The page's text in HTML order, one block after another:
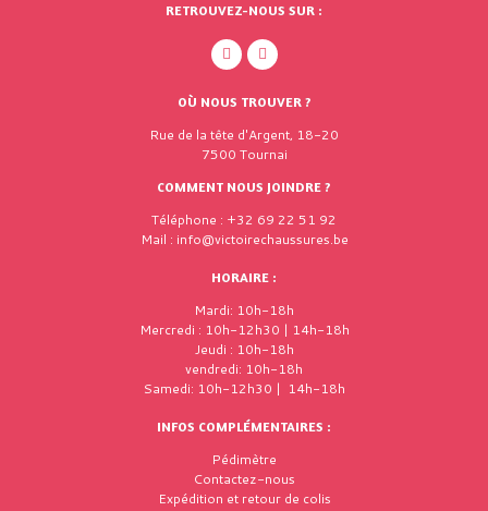
RETROUVEZ-NOUS SUR :
OÙ NOUS TROUVER ?
Rue de la tête d'Argent, 18-20
7500 Tournai
COMMENT NOUS JOINDRE ?
Téléphone : +32 69 22 51 92
Mail : info@victoirechaussures.be
HORAIRE :
Mardi: 10h-18h
Mercredi : 10h-12h30 | 14h-18h
Jeudi : 10h-18h
vendredi: 10h-18h
Samedi: 10h-12h30 | 14h-18h
INFOS COMPLÉMENTAIRES :
Pédimètre
Contactez-nous
Expédition et retour de colis